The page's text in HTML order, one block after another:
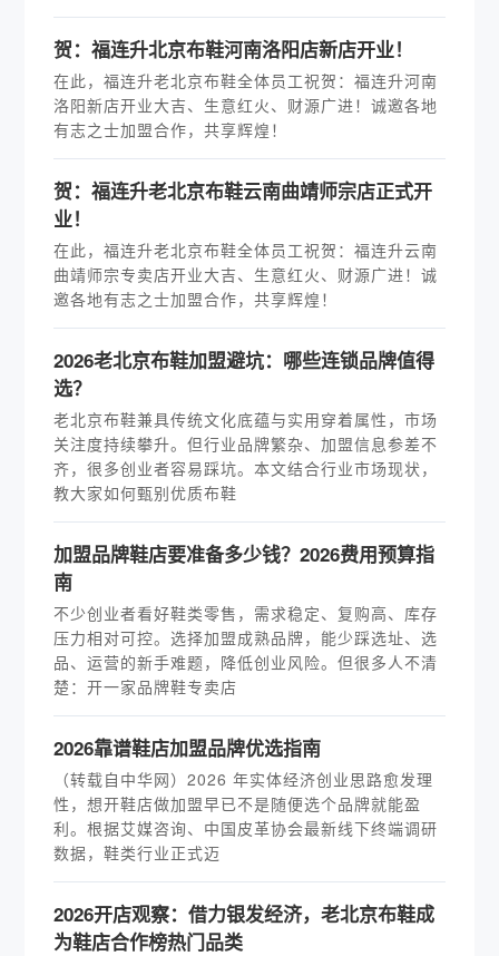
贺：福连升北京布鞋河南洛阳店新店开业！
在此，福连升老北京布鞋全体员工祝贺：福连升河南
洛阳新店开业大吉、生意红火、财源广进！诚邀各地
有志之士加盟合作，共享辉煌！
贺：福连升老北京布鞋云南曲靖师宗店正式开
业！
在此，福连升老北京布鞋全体员工祝贺：福连升云南
曲靖师宗专卖店开业大吉、生意红火、财源广进！诚
邀各地有志之士加盟合作，共享辉煌！
2026老北京布鞋加盟避坑：哪些连锁品牌值得
选？
老北京布鞋兼具传统文化底蕴与实用穿着属性，市场
关注度持续攀升。但行业品牌繁杂、加盟信息参差不
齐，很多创业者容易踩坑。本文结合行业市场现状，
教大家如何甄别优质布鞋
加盟品牌鞋店要准备多少钱？2026费用预算指
南
不少创业者看好鞋类零售，需求稳定、复购高、库存
压力相对可控。选择加盟成熟品牌，能少踩选址、选
品、运营的新手难题，降低创业风险。但很多人不清
楚：开一家品牌鞋专卖店
2026靠谱鞋店加盟品牌优选指南
（转载自中华网）2026 年实体经济创业思路愈发理
性，想开鞋店做加盟早已不是随便选个品牌就能盈
利。根据艾媒咨询、中国皮革协会最新线下终端调研
数据，鞋类行业正式迈
2026开店观察：借力银发经济，老北京布鞋成
为鞋店合作榜热门品类